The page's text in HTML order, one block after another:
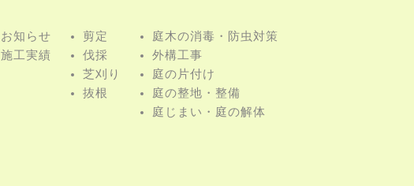
お知らせ
施⼯実績
剪定
伐採
芝刈り
抜根
庭⽊の消毒・防⾍対策
外構⼯事
庭の⽚付け
庭の整地・整備
庭じまい・庭の解体